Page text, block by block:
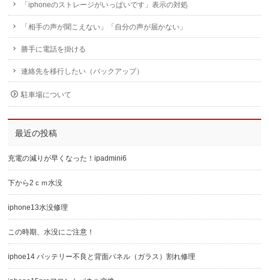
「iphoneのストレージがいっぱいです」表示の対処
「相手の声が聞こえない」「自分の声が届かない」
勝手に電話を掛ける
連絡先を移行したい（バックアップ）
駐車場について
最近の投稿
充電の減りが早くなった！ipadmini6
下から2ｃｍ水没
iphone13水没修理
この時期、水没にご注意！
iphoe14 バッテリー不良と背面パネル（ガラス）割れ修理